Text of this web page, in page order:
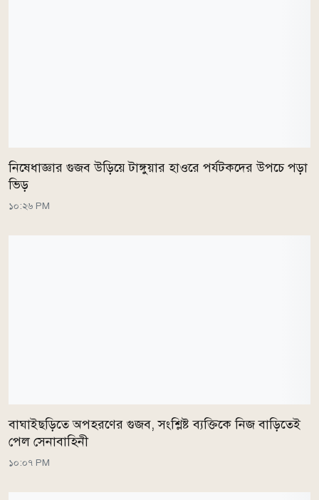
নিষেধাজ্ঞার গুজব উড়িয়ে টাঙ্গুয়ার হাওরে পর্যটকদের উপচে পড়া
ভিড়
১০:২৬ PM
বাঘাইছড়িতে অপহরণের গুজব, সংশ্লিষ্ট ব্যক্তিকে নিজ বাড়িতেই
পেল সেনাবাহিনী
১০:০৭ PM